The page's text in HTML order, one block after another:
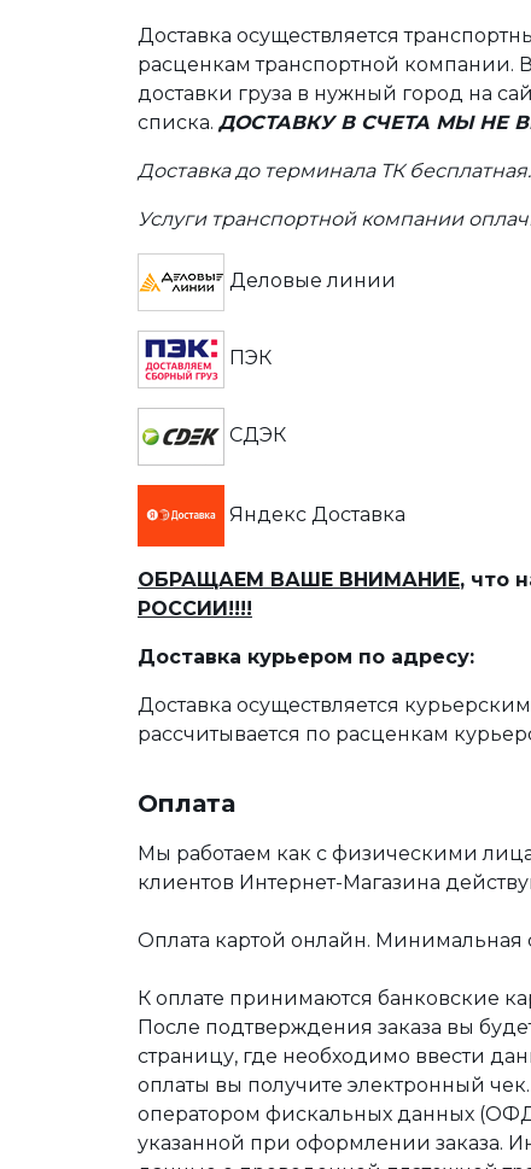
Доставка осуществляется
расценкам транспортной компании.
доставки груза в нужный город на
списка. ДОСТАВКУ В СЧЕТА МЫ НЕ
Доставка до терминала ТК бесплатная.
Услуги транспортной компании
Деловые линии
ПЭК
СДЭК
Яндекс Доставка
ОБРАЩАЕМ ВАШЕ ВНИМАНИЕ, что
РОССИИ!!!!
Доставка курьером по адресу:
Доставка осуществляется
рассчитывается по расценкам
Оплата
Мы работаем как с физическими
клиентов Интернет-Магазина
Оплата картой онлайн. Минимальная
К оплате принимаются банковские
После подтверждения заказа вы
страницу, где необходимо ввести
оплаты вы получите электронный
оператором фискальных данных
указанной при оформлении заказа.